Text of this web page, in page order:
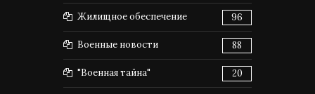
Жилищное обеспечение 96
Военные новости 88
"Военная тайна" 20